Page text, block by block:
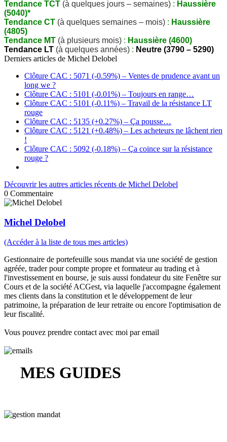
Tendance TCT (à quelques jours – semaines) : Haussière
(5040)*
Tendance CT (à quelques semaines – mois) : Haussière
(4805)
Tendance MT (à plusieurs mois) : Haussière (4600)
Tendance LT (à quelques années) : Neutre (3790 – 5290)
Derniers articles de Michel Delobel
Clôture CAC : 5071 (-0.59%) – Ventes de prudence avant un
long we ?
Clôture CAC : 5101 (-0.01%) – Toujours en range…
Clôture CAC : 5101 (-0.11%) – Travail de la résistance LT
rouge
Clôture CAC : 5135 (+0.27%) – Ça pousse…
Clôture CAC : 5121 (+0.48%) – Les acheteurs ne lâchent rien
!
Clôture CAC : 5092 (-0.18%) – Ça coince sur la résistance
rouge ?
Découvrir les autres articles récents de Michel Delobel
0 Commentaire
Michel Delobel
(Accéder à la liste de tous mes articles)
Gestionnaire de portefeuille sous mandat via une société de gestion
agréée, trader pour compte propre et formateur au trading et à
l'investissement en bourse, je suis aussi fondateur du site Fenêtre sur
Cours et de la société ACGest, via laquelle j'accompagne également
mes clients dans la constitution et le développement de leur
patrimoine, la préparation de leur retraite ou encore l'optimisation de
leur fiscalité.
Vous pouvez prendre contact avec moi par email
MES GUIDES